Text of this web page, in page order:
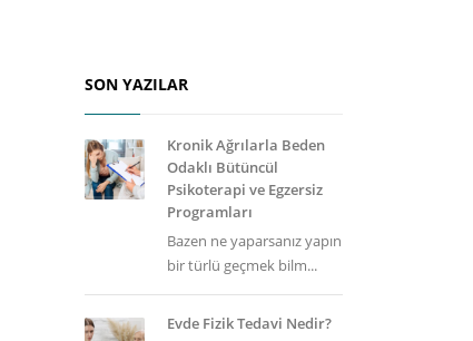
SON YAZILAR
Kronik Ağrılarla Beden
Odaklı Bütüncül
Psikoterapi ve Egzersiz
Programları
Bazen ne yaparsanız yapın
bir türlü geçmek bilm...
Evde Fizik Tedavi Nedir?